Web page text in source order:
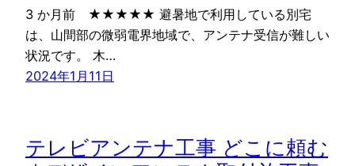
3 か月前 ★★★★★ 避暑地で利用している別宅
は、山間部の微弱電界地域で、アンテナ受信が難しい
状況です。 木…
2024年1月11日
テレビアンテナ工事 どこに頼む